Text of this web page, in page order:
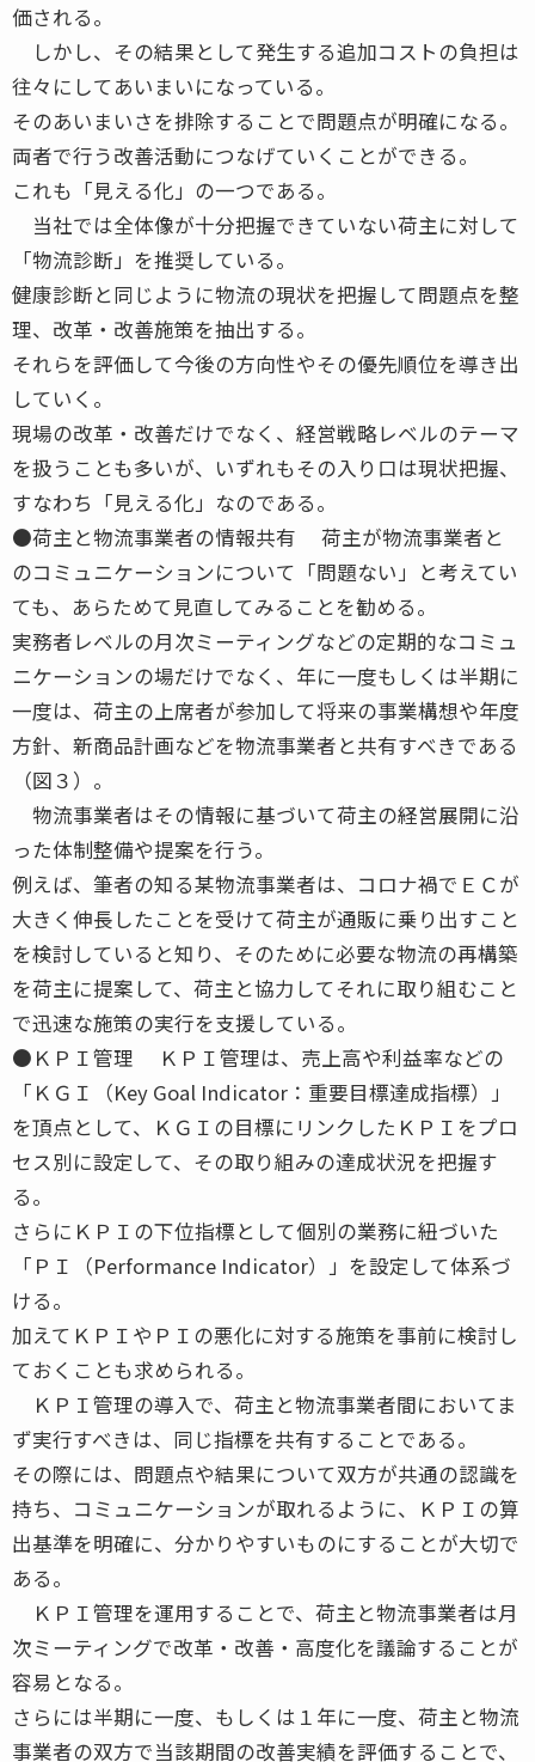
価される。
しかし、その結果として発生する追加コストの負担は
往々にしてあいまいになっている。
そのあいまいさを排除することで問題点が明確になる。
両者で行う改善活動につなげていくことができる。
これも「見える化」の一つである。
当社では全体像が十分把握できていない荷主に対して
「物流診断」を推奨している。
健康診断と同じように物流の現状を把握して問題点を整
理、改革・改善施策を抽出する。
それらを評価して今後の方向性やその優先順位を導き出
していく。
現場の改革・改善だけでなく、経営戦略レベルのテーマ
を扱うことも多いが、いずれもその入り口は現状把握、
すなわち「見える化」なのである。
●荷主と物流事業者の情報共有 荷主が物流事業者と
のコミュニケーションについて「問題ない」と考えてい
ても、あらためて見直してみることを勧める。
実務者レベルの月次ミーティングなどの定期的なコミュ
ニケーションの場だけでなく、年に一度もしくは半期に
一度は、荷主の上席者が参加して将来の事業構想や年度
方針、新商品計画などを物流事業者と共有すべきである
（図３）。
物流事業者はその情報に基づいて荷主の経営展開に沿
った体制整備や提案を行う。
例えば、筆者の知る某物流事業者は、コロナ禍でＥＣが
大きく伸長したことを受けて荷主が通販に乗り出すこと
を検討していると知り、そのために必要な物流の再構築
を荷主に提案して、荷主と協力してそれに取り組むこと
で迅速な施策の実行を支援している。
●ＫＰＩ管理 ＫＰＩ管理は、売上高や利益率などの
「ＫＧＩ（Key Goal Indicator：重要目標達成指標）」
を頂点として、ＫＧＩの目標にリンクしたＫＰＩをプロ
セス別に設定して、その取り組みの達成状況を把握す
る。
さらにＫＰＩの下位指標として個別の業務に紐づいた
「ＰＩ（Performance Indicator）」を設定して体系づ
ける。
加えてＫＰＩやＰＩの悪化に対する施策を事前に検討し
ておくことも求められる。
ＫＰＩ管理の導入で、荷主と物流事業者間においてま
ず実行すべきは、同じ指標を共有することである。
その際には、問題点や結果について双方が共通の認識を
持ち、コミュニケーションが取れるように、ＫＰＩの算
出基準を明確に、分かりやすいものにすることが大切で
ある。
ＫＰＩ管理を運用することで、荷主と物流事業者は月
次ミーティングで改革・改善・高度化を議論することが
容易となる。
さらには半期に一度、もしくは１年に一度、荷主と物流
事業者の双方で当該期間の改善実績を評価することで、